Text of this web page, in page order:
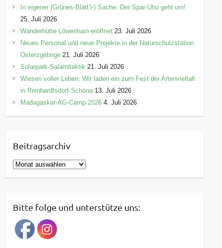
In eigener (Grünes-Blätt’l-) Sache: Der Spar-Uhu geht um!
25. Juli 2026
Wanderhütte Löwenhain eröffnet 23. Juli 2026
Neues Personal und neue Projekte in der Naturschutzstation
Osterzgebirge 21. Juli 2026
Solarpark-Salamitaktik 21. Juli 2026
Wiesen voller Leben: Wir laden ein zum Fest der Artenvielfalt
in Reinhardtsdorf-Schöna 13. Juli 2026
Madagaskar-AG-Camp 2026 4. Juli 2026
Beitragsarchiv
B
e
r
a
g
Bitte folge und unterstütze uns: